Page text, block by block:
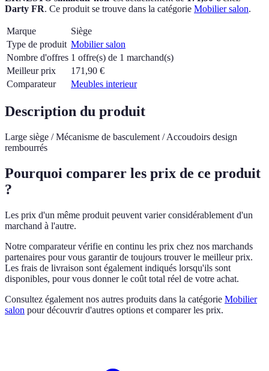
Darty FR. Ce produit se trouve dans la catégorie Mobilier salon.
Marque
Siège
Type de produit Mobilier salon
Nombre d'offres 1 offre(s) de 1 marchand(s)
Meilleur prix
171,90 €
Comparateur
Meubles interieur
Description du produit
Large siège / Mécanisme de basculement / Accoudoirs design
rembourrés
Pourquoi comparer les prix de ce produit
?
Les prix d'un même produit peuvent varier considérablement d'un
marchand à l'autre.
Notre comparateur vérifie en continu les prix chez nos marchands
partenaires pour vous garantir de toujours trouver le meilleur prix.
Les frais de livraison sont également indiqués lorsqu'ils sont
disponibles, pour vous donner le coût total réel de votre achat.
Consultez également nos autres produits dans la catégorie Mobilier
salon pour découvrir d'autres options et comparer les prix.